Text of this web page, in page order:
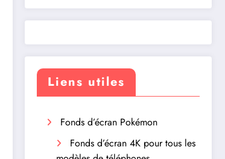
Liens utiles
Fonds d’écran Pokémon
Fonds d’écran 4K pour tous les